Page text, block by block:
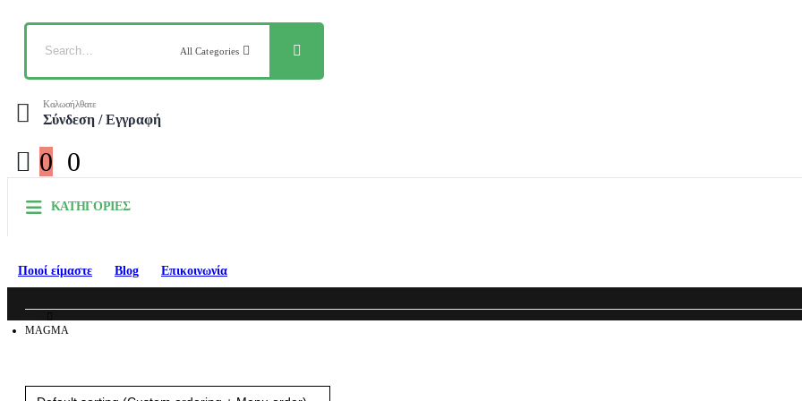
All Categories
Καλωσήλθατε
Σύνδεση / Εγγραφή
0 0
ΚΑΤΗΓΟΡΙΕΣ
Ποιοί είμαστε Blog Επικοινωνία
MAGMA